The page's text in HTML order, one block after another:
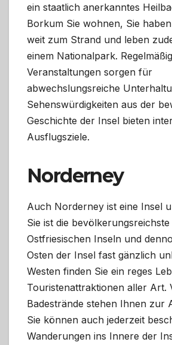
ein staatlich anerkanntes
Borkum Sie wohnen, Sie
weit zum Strand und leben
einem Nationalpark.
Veranstaltungen sorgen für
abwechslungsreiche
Sehenswürdigkeiten aus der
Geschichte der Insel bieten
Ausflugsziele.
Norderney
Auch Norderney ist eine Insel
Sie ist die
Ostfriesischen Inseln und
Osten der Insel fast gänzlich
Westen finden Sie ein reges
Touristenattraktionen aller Art.
Badestrände stehen Ihnen zur
Sie können auch jederzeit
Wanderungen ins Innere der